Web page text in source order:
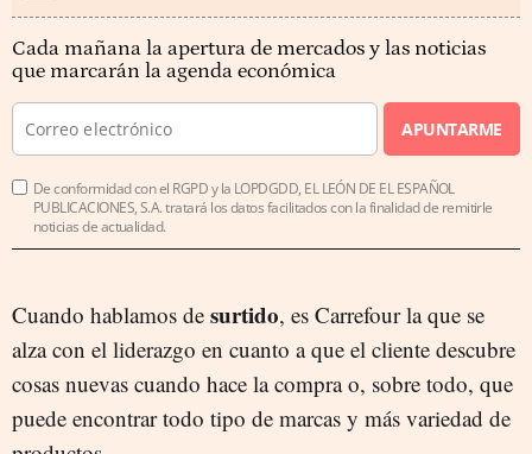
Cada mañana la apertura de mercados y las noticias
que marcarán la agenda económica
APUNTARME
De conformidad con el RGPD y la LOPDGDD, EL LEÓN DE EL ESPAÑOL
PUBLICACIONES, S.A. tratará los datos facilitados con la finalidad de remitirle
noticias de actualidad.
Cuando hablamos de surtido, es Carrefour la que se
alza con el liderazgo en cuanto a que el cliente descubre
cosas nuevas cuando hace la compra o, sobre todo, que
puede encontrar todo tipo de marcas y más variedad de